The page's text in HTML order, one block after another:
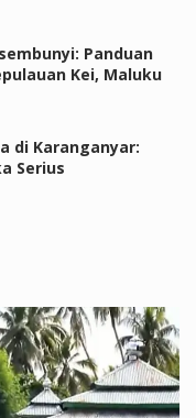
Panduan
Kei, Maluku
di Karanganyar:
Serius